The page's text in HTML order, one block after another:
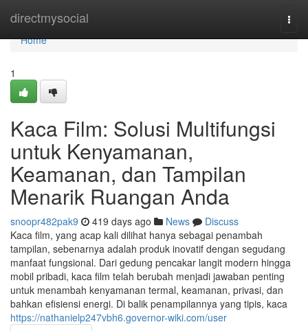
directmysocial
Home
Home
1
Kaca Film: Solusi Multifungsi
untuk Kenyamanan,
Keamanan, dan Tampilan
Menarik Ruangan Anda
snoopr482pak9 419 days ago News
Discuss
Kaca film, yang acap kali dilihat hanya sebagai penambah
tampilan, sebenarnya adalah produk inovatif dengan segudang
manfaat fungsional. Dari gedung pencakar langit modern hingga
mobil pribadi, kaca film telah berubah menjadi jawaban penting
untuk menambah kenyamanan termal, keamanan, privasi, dan
bahkan efisiensi energi. Di balik penampilannya yang tipis, kaca
https://nathanielp247vbh6.governor-wiki.com/user